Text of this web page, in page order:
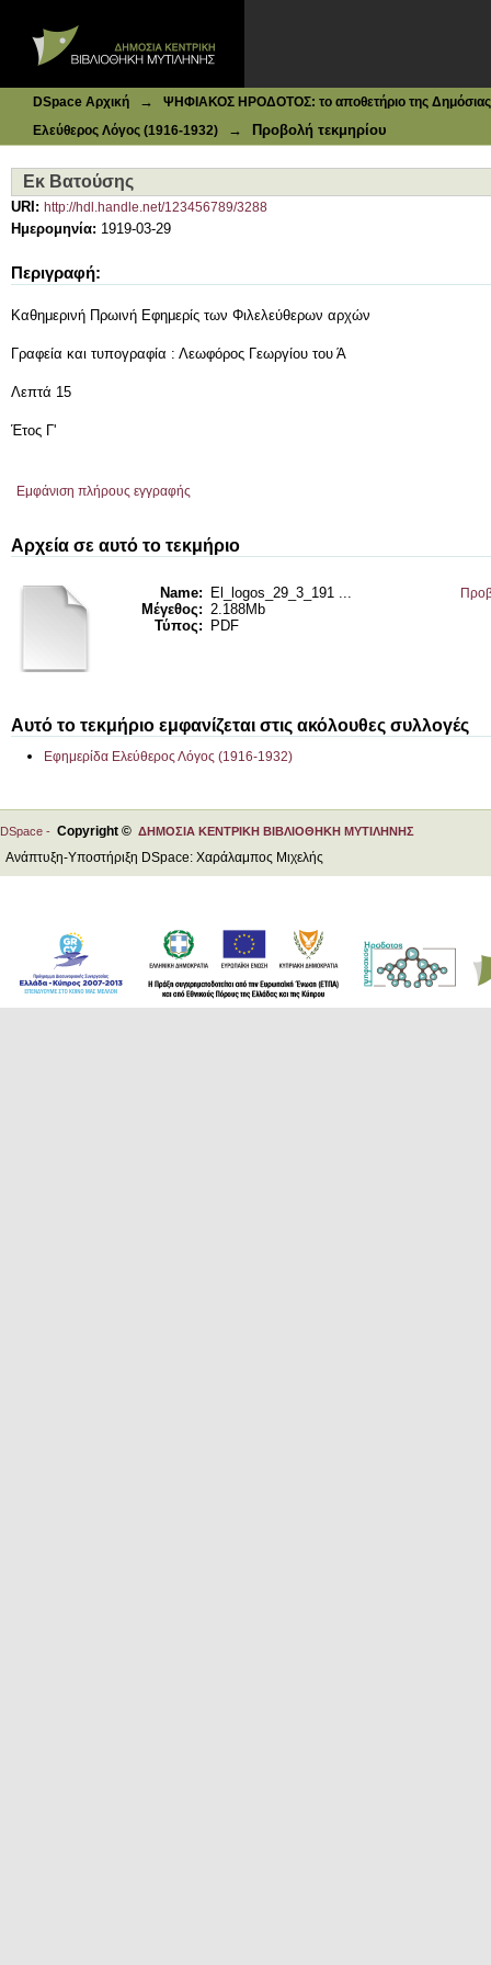
DSpace Αρχική →
ΨΗΦΙΑΚΟΣ ΗΡΟΔΟΤΟΣ: το αποθετήριο της Δημόσιας
Ελεύθερος Λόγος (1916-1932)
→ Προβολή τεκμηρίου
Εκ Βατούσης
URI: http://hdl.handle.net/123456789/3288
Ημερομηνία: 1919-03-29
Περιγραφή:
Καθημερινή Πρωινή Εφημερίς των Φιλελεύθερων αρχών
Γραφεία και τυπογραφία : Λεωφόρος Γεωργίου του Ά
Λεπτά 15
Έτος Γ'
Εμφάνιση πλήρους εγγραφής
Αρχεία σε αυτό το τεκμήριο
Name:
El_logos_29_3_191 ...
Μέγεθος: 2.188Mb
Τύπος:
PDF
Αυτό το τεκμήριο εμφανίζεται στις ακόλουθες συλλογές
Εφημερίδα Ελεύθερος Λόγος (1916-1932)
DSpace - Copyright © ΔΗΜΟΣΙΑ ΚΕΝΤΡΙΚΗ ΒΙΒΛΙΟΘΗΚΗ ΜΥΤΙΛΗΝΗΣ
Ανάπτυξη-Υποστήριξη DSpace: Χαράλαμπος Μιχελής